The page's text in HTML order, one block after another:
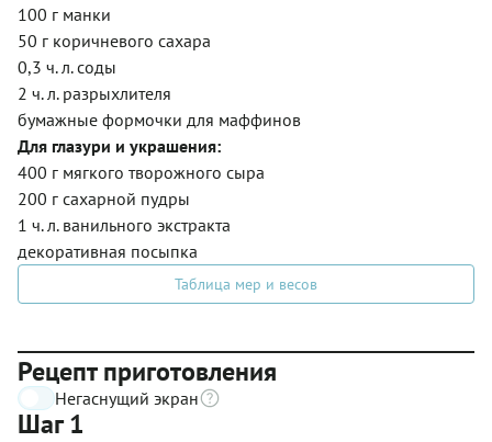
100 г манки
50 г коричневого сахара
0,3 ч. л. соды
2 ч. л. разрыхлителя
бумажные формочки для маффинов
Для глазури и украшения:
400 г мягкого творожного сыра
200 г сахарной пудры
1 ч. л. ванильного экстракта
декоративная посыпка
Таблица мер и весов
Рецепт приготовления
Негаснущий экран
Шаг 1